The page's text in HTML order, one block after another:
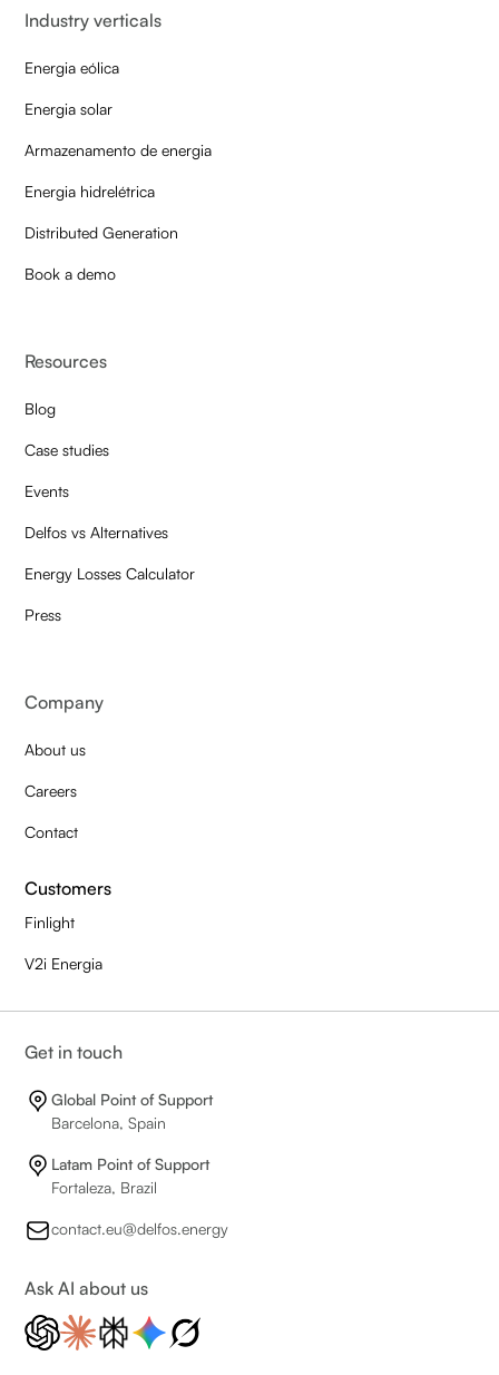
Industry verticals
Energia eólica
Energia solar
Armazenamento de energia
Energia hidrelétrica
Distributed Generation
Book a demo
Resources
Blog
Case studies
Events
Delfos vs Alternatives
Energy Losses Calculator
Press
Company
About us
Careers
Contact
Customers
Finlight
V2i Energia
Get in touch
Global Point of Support
Barcelona, Spain
Latam Point of Support
Fortaleza, Brazil
contact.eu@delfos.energy
Ask AI about us